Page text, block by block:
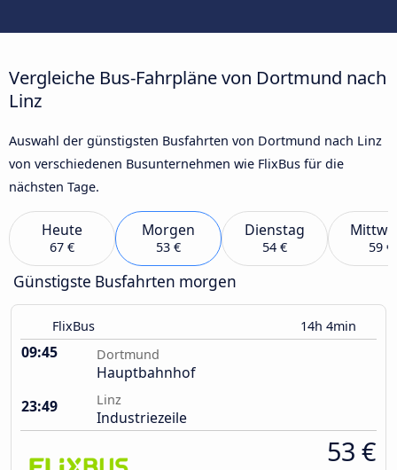
Vergleiche Bus-Fahrpläne von Dortmund nach
Linz
Auswahl der günstigsten Busfahrten von Dortmund nach Linz
von verschiedenen Busunternehmen wie FlixBus für die
nächsten Tage.
Heute
67 €
Morgen
53 €
Dienstag
54 € 59 €
Günstigste Busfahrten morgen
FlixBus 14h 4min
09:45 Dortmund
Hauptbahnhof
23:49
Linz
Industriezeile
53 €